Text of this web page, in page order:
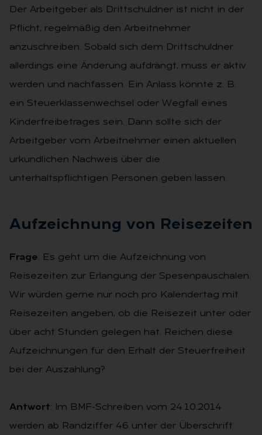
Der Arbeitgeber als Drittschuldner ist nicht in der
Pflicht, regelmäßig den Arbeitnehmer
anzuschreiben. Sobald sich dem Drittschuldner
allerdings eine Änderung aufdrängt, muss er aktiv
werden und nachfassen. Ein Anlass könnte z. B.
ein Steuerklassenwechsel oder Wegfall eines
Kinderfreibetrages sein. Dann sollte sich der
Arbeitgeber vom Arbeitnehmer einen aktuellen
urkundlichen Nachweis über die
unterhaltspflichtigen Personen geben lassen.
Auf­zeich­nung von Rei­se­zei­ten
Frage: Es geht um die Aufzeichnung von
Reisezeiten zur Erlangung der Spesenpauschalen.
Wir würden gerne nur noch pro Kalendertag mit
Reisezeiten angeben, ob die Reisezeit unter oder
über acht Stunden gelegen hat. Reichen diese
Aufzeichnungen für den Erhalt der Steuerfreiheit
bei der Auszahlung?
Antwort: Im BMF-Schreiben vom 24.10.2014
werden ab Randziffer 46 unter der Überschrift